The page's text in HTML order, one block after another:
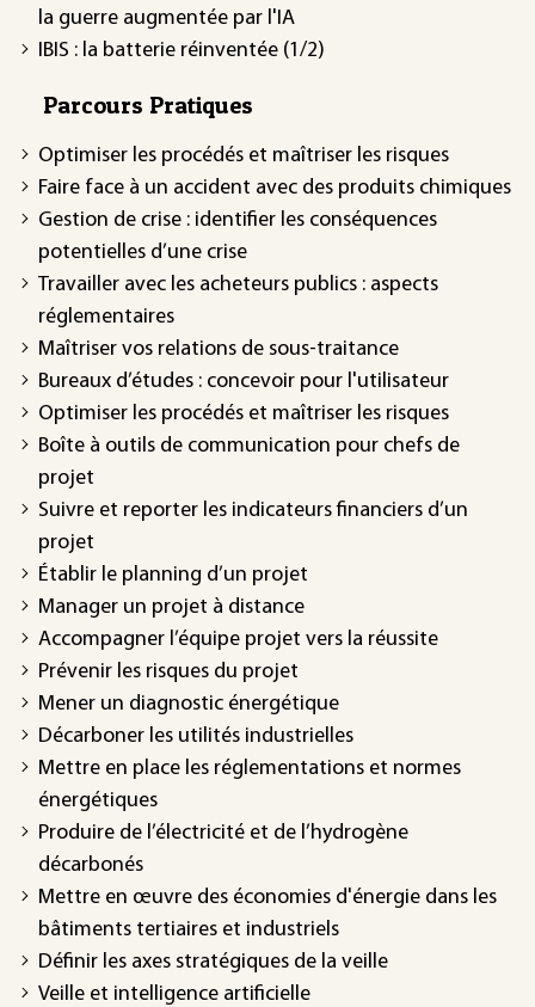
la guerre augmentée par l'IA
IBIS : la batterie réinventée (1/2)
Parcours Pratiques
Optimiser les procédés et maîtriser les risques
Faire face à un accident avec des produits chimiques
Gestion de crise : identifier les conséquences
potentielles d’une crise
Travailler avec les acheteurs publics : aspects
réglementaires
Maîtriser vos relations de sous-traitance
Bureaux d’études : concevoir pour l'utilisateur
Optimiser les procédés et maîtriser les risques
Boîte à outils de communication pour chefs de
projet
Suivre et reporter les indicateurs financiers d’un
projet
Établir le planning d’un projet
Manager un projet à distance
Accompagner l’équipe projet vers la réussite
Prévenir les risques du projet
Mener un diagnostic énergétique
Décarboner les utilités industrielles
Mettre en place les réglementations et normes
énergétiques
Produire de l’électricité et de l’hydrogène
décarbonés
Mettre en œuvre des économies d'énergie dans les
bâtiments tertiaires et industriels
Définir les axes stratégiques de la veille
Veille et intelligence artificielle